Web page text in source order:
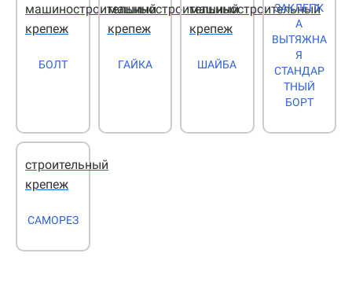
машиностроительный
крепеж
БОЛТ
машиностроительный
крепеж
ГАЙКА
машиностроительный
крепеж
ШАЙБА
ЗАКЛЕПК
А
ВЫТЯЖНА
Я
СТАНДАР
ТНЫЙ
БОРТ
строительный
крепеж
САМОРЕЗ